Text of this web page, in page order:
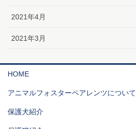
2021年4月
2021年3月
HOME
アニマルフォスターペアレンツについて
保護犬紹介